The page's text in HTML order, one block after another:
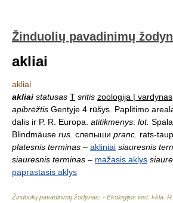
Žinduolių pavadinimų
akliai
akliai
akliai statusas T sritis zoologija | vardynas
apibrėžtis Gentyje 4 rūšys. Paplitimo
dalis ir P. R. Europa. atitikmenys: lot.
Blindmäuse rus. слепыши pranc. rats-
platesnis terminas – akliniai siauresnis
siauresnis terminas – mažasis aklys
paprastasis aklys
Žinduolių pavadinimų žodynas. - Ekologijos inst. l-kla